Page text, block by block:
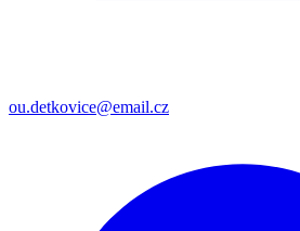
ou.detkovice@email.cz